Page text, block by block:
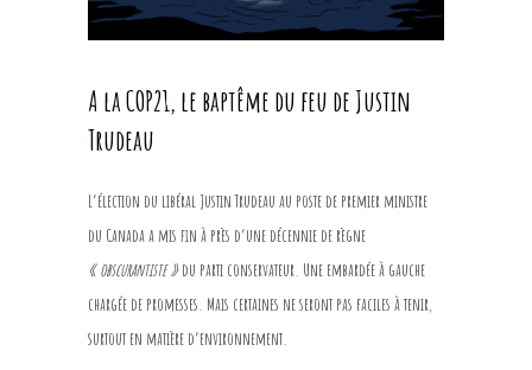
A la COP21, le baptême du feu de Justin
Trudeau
L’élection du libéral Justin Trudeau au poste de premier ministre
du Canada a mis fin à près d’une décennie de règne
« obscurantiste »du parti conservateur. Une embardée à gauche
chargée de promesses. Mais certaines ne seront pas faciles à tenir,
surtout en matière d’environnement.